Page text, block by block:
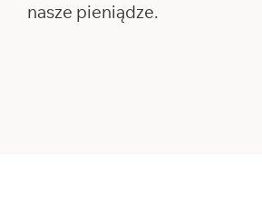
nasze pieniądze.